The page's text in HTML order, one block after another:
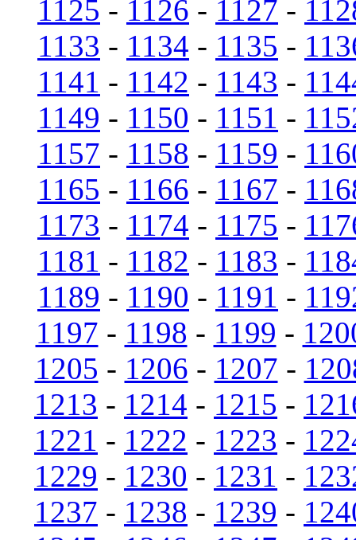
1125 - 1126 - 1127 -
1133 - 1134 - 1135 -
1141 - 1142 - 1143 -
1149 - 1150 - 1151 -
1157 - 1158 - 1159 -
1165 - 1166 - 1167 -
1173 - 1174 - 1175 -
1181 - 1182 - 1183 -
1189 - 1190 - 1191 -
1197 - 1198 - 1199 -
1205 - 1206 - 1207 -
1213 - 1214 - 1215 -
1221 - 1222 - 1223 -
1229 - 1230 - 1231 -
1237 - 1238 - 1239 -